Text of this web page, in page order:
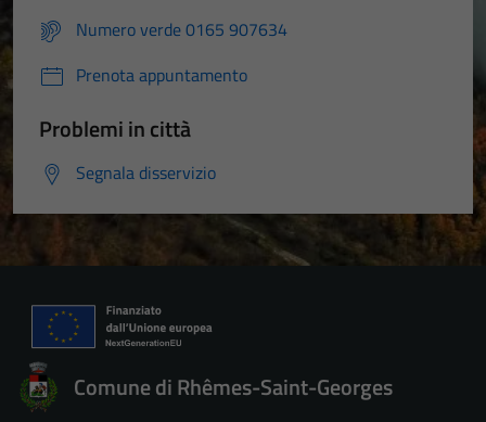
Numero verde 0165 907634
Prenota appuntamento
Problemi in città
Segnala disservizio
Comune di Rhêmes-Saint-Georges